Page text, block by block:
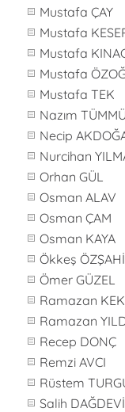
Mustafa ÇAY
Mustafa
Mustafa
Mustafa
Mustafa TEK
Nazım TÜMMÜ
Necip
Nurcihan
Orhan GÜL
Osman ALAV
Osman ÇAM
Osman KAYA
Ökkeş
Ömer GÜZEL
Ramazan
Ramazan
Recep DONÇ
Remzi AVCI
Rüstem
Salih